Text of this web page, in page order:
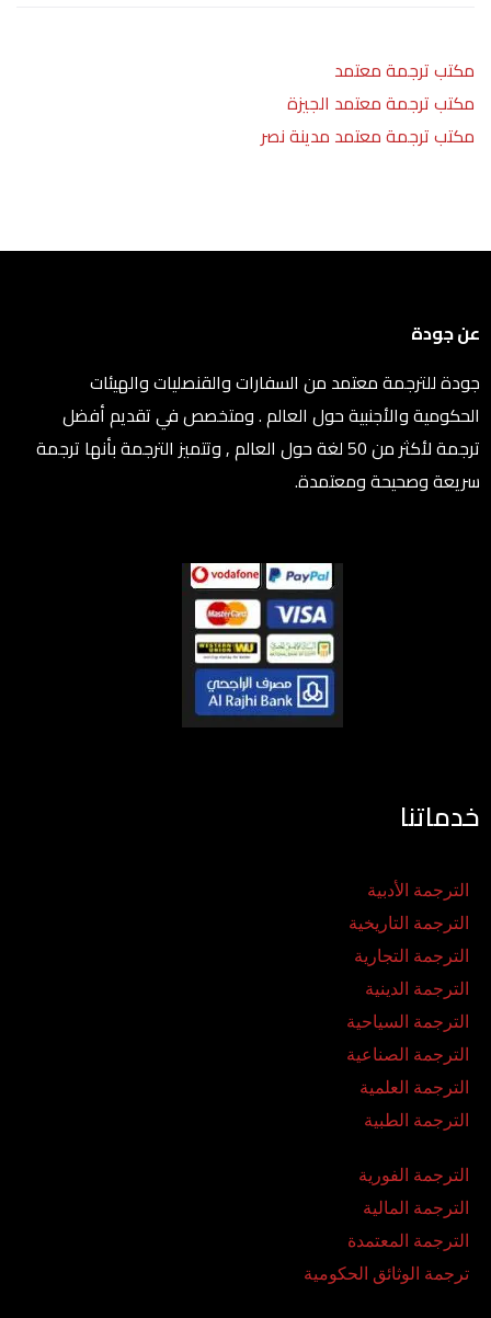
مكتب ترجمة معتمد
مكتب ترجمة معتمد الجيزة
مكتب ترجمة معتمد مدينة نصر
عن جودة
جودة للترجمة معتمد من السفارات والقنصليات والهيئات
الحكومية والأجنبية حول العالم . ومتخصص في تقديم أفضل
ترجمة لأكثر من 50 لغة حول العالم , وتتميز الترجمة بأنها ترجمة
سريعة وصحيحة ومعتمدة.
خدماتنا
الترجمة الأدبية
الترجمة التاريخية
الترجمة التجارية
الترجمة الدينية
الترجمة السياحية
الترجمة الصناعية
الترجمة العلمية
الترجمة الطبية
الترجمة الفورية
الترجمة المالية
الترجمة المعتمدة
ترجمة الوثائق الحكومية